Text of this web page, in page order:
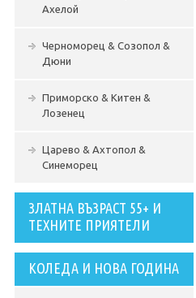
Ахелой
Черноморец & Созопол &
Дюни
Приморско & Китен &
Лозенец
Царево & Ахтопол &
Синеморец
ЗЛАТНА ВЪЗРАСТ 55+ И
ТЕХНИТЕ ПРИЯТЕЛИ
КОЛЕДА И НОВА ГОДИНА